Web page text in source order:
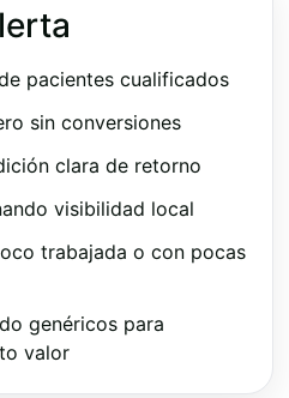
pacientes cualificados
sin conversiones
clara de retorno
visibilidad local
trabajada o con pocas
genéricos para
valor